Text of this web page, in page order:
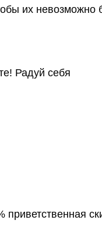
их невозможно
Радуй себя